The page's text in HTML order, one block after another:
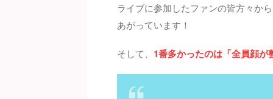
ライブに参加したファンの皆方々か
あがっています！
そして、 1番多かったのは「全員顔